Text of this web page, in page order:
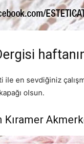
ile en sevdiğiniz
olsun.